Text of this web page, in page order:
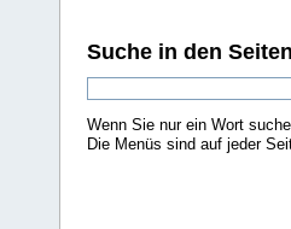
Suche in den Seiten
Wenn Sie nur ein Wort
Die Menüs sind auf jeder